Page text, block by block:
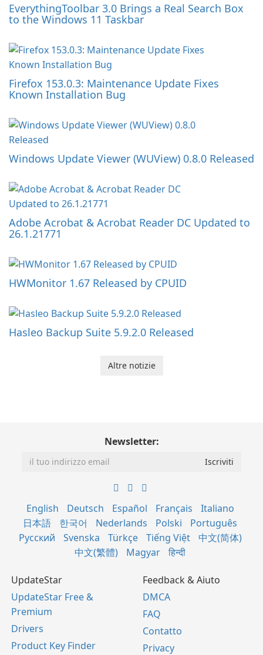
EverythingToolbar 3.0 Brings a Real Search Box
to the Windows 11 Taskbar
Firefox 153.0.3: Maintenance Update Fixes
Known Installation Bug
Windows Update Viewer (WUView) 0.8.0 Released
Adobe Acrobat & Acrobat Reader DC Updated to
26.1.21771
HWMonitor 1.67 Released by CPUID
Hasleo Backup Suite 5.9.2.0 Released
Altre notizie
Newsletter:
English Deutsch Español Français
Italiano
日本語
한국어 Nederlands Polski
Português
Русский
Svenska Türkçe Tiếng Việt
中文(简体)
中文(繁體)
Magyar हिन्दी
UpdateStar
UpdateStar Free &
Premium
Drivers
Product Key Finder
Feedback & Aiuto
DMCA
FAQ
Contatto
Privacy